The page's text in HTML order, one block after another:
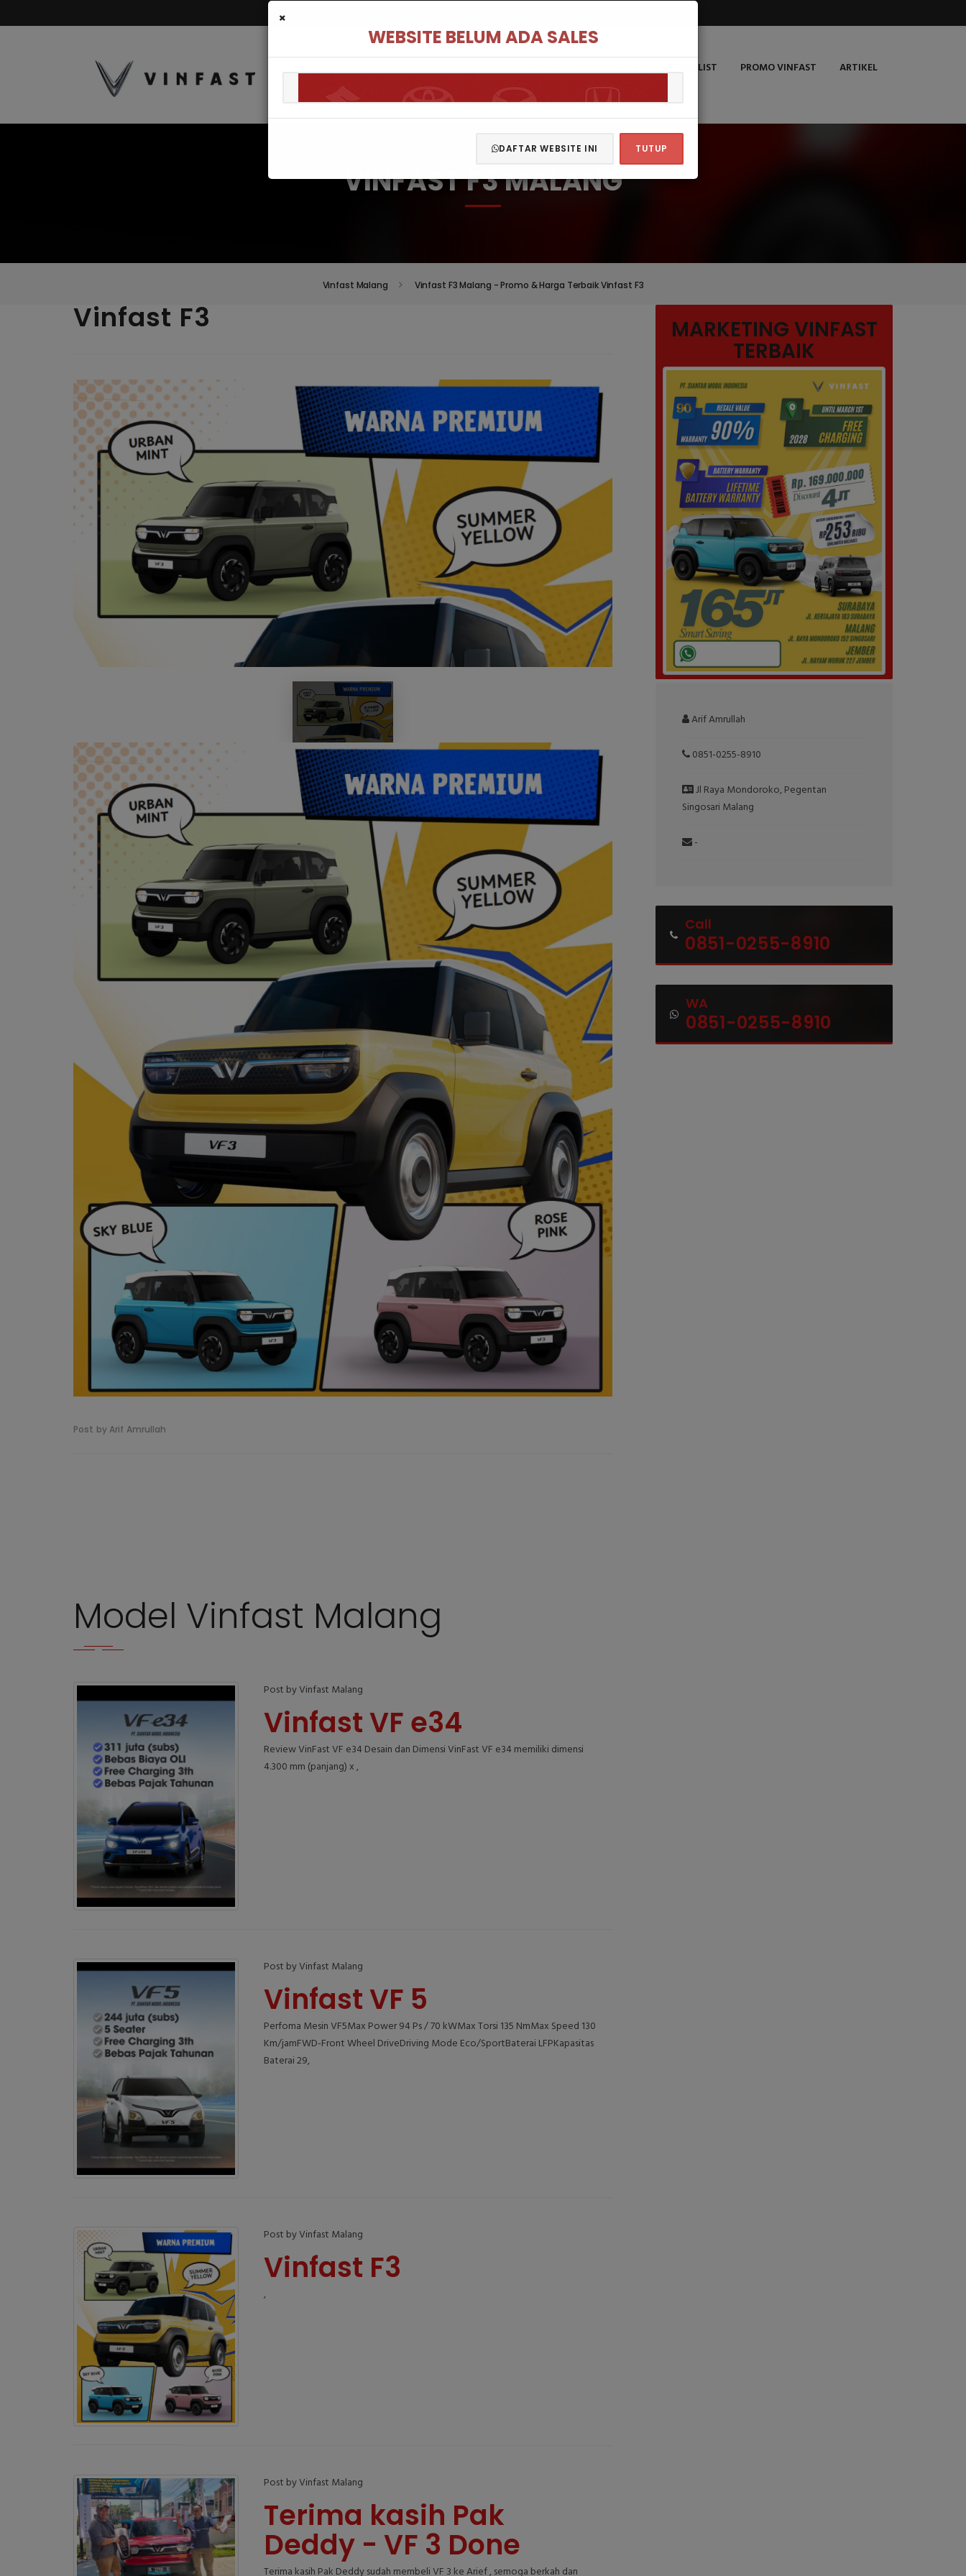
×
WEBSITE BELUM ADA SALES
DAFTAR WEBSITE INI TUTUP
PRICE LIST PROMO VINFAST ARTIKEL
VINFAST F3 MALANG
Vinfast Malang Vinfast F3 Malang - Promo & Harga Terbaik Vinfast F3
Vinfast F3
Post by Arif Amrullah
Model Vinfast Malang
Post by Vinfast Malang
Vinfast VF e34
Review VinFast VF e34 Desain dan Dimensi VinFast VF e34 memiliki dimensi
4.300 mm (panjang) x ,
Post by Vinfast Malang
Vinfast VF 5
Perfoma Mesin VF5Max Power 94 Ps / 70 kWMax Torsi 135 NmMax Speed 130
Km/jamFWD-Front Wheel DriveDriving Mode Eco/SportBaterai LFPKapasitas
Baterai 29,
Post by Vinfast Malang
Vinfast F3
,
Post by Vinfast Malang
Terima kasih Pak
Deddy - VF 3 Done
Terima kasih Pak Deddy sudah membeli VF 3 ke Arief , semoga berkah dan
MARKETING VINFAST
TERBAIK
Arif Amrullah
0851-0255-8910
Jl Raya Mondoroko, Pegentan
Singosari Malang
-
Call
0851-0255-8910
WA
0851-0255-8910